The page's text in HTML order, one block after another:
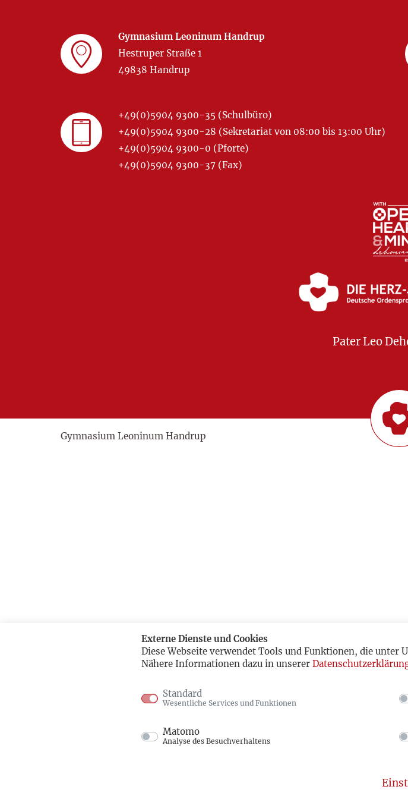
Gymnasium Leoninum Handrup
Hestruper Straße 1
49838 Handrup
+49(0)5904 9300-35 (Schulbüro)
+49(0)5904 9300-28 (Sekretariat von 08:00 bis 13:00 Uhr)
+49(0)5904 9300-0 (Pforte)
+49(0)5904 9300-37 (Fax)
Pater Leo
Gymnasium Leoninum Handrup
Externe Dienste und Cookies
Diese Webseite verwendet Tools und Funktionen, die unter
Nähere Informationen dazu in unserer
Standard
Wesentliche Services und Funktionen
Matomo
Analyse des Besuchverhaltens